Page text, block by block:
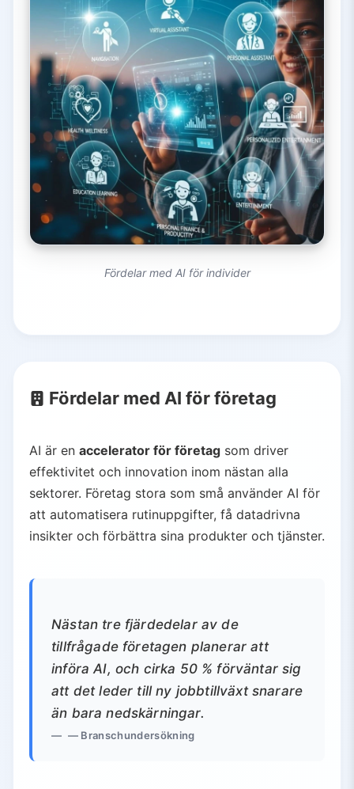
Fördelar med AI för individer
Fördelar med AI för företag
AI är en accelerator för företag som driver
effektivitet och innovation inom nästan alla
sektorer. Företag stora som små använder AI för
att automatisera rutinuppgifter, få datadrivna
insikter och förbättra sina produkter och tjänster.
Nästan tre fjärdedelar av de
tillfrågade företagen planerar att
införa AI, och cirka 50 % förväntar sig
att det leder till ny jobbtillväxt snarare
än bara nedskärningar.
— Branschundersökning